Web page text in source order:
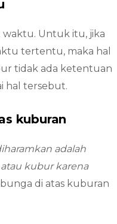
Untuk itu, jika
tertentu, maka hal
tidak ada ketentuan
hal tersebut.
kuburan
adalah
kubur karena
di atas kuburan